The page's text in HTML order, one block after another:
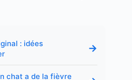
: idées
→
chat a de la fièvre